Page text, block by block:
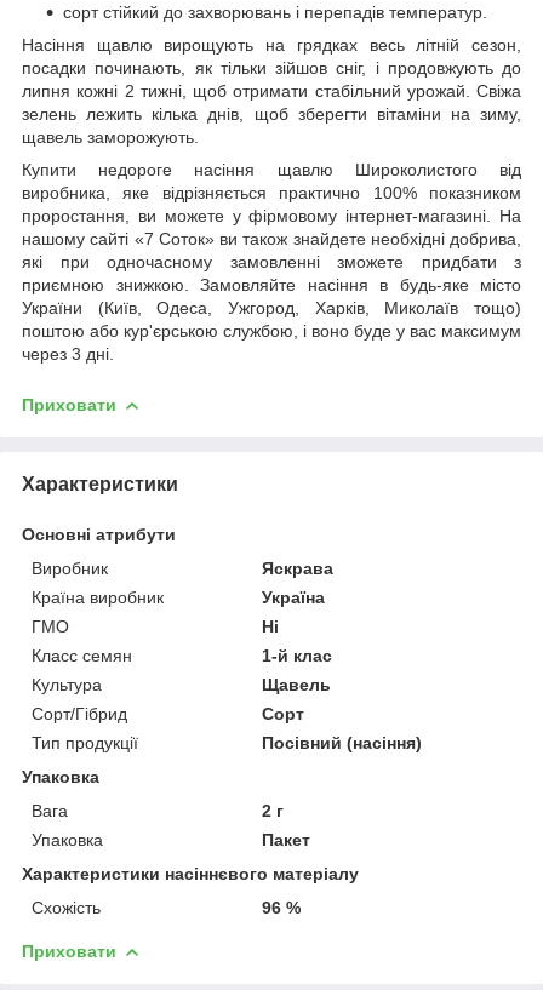
сорт стійкий до захворювань і перепадів температур.
Насіння щавлю вирощують на грядках весь літній сезон,
посадки починають, як тільки зійшов сніг, і продовжують до
липня кожні 2 тижні, щоб отримати стабільний урожай. Свіжа
зелень лежить кілька днів, щоб зберегти вітаміни на зиму,
щавель заморожують.
Купити недороге насіння щавлю Широколистого від
виробника, яке відрізняється практично 100% показником
проростання, ви можете у фірмовому інтернет-магазині. На
нашому сайті «7 Соток» ви також знайдете необхідні добрива,
які при одночасному замовленні зможете придбати з
приємною знижкою. Замовляйте насіння в будь-яке місто
України (Київ, Одеса, Ужгород, Харків, Миколаїв тощо)
поштою або кур'єрською службою, і воно буде у вас максимум
через 3 дні.
Приховати
Характеристики
Основні атрибути
Виробник
Яскрава
Країна виробник
Україна
ГМО
Ні
Класс семян
1-й клас
Культура
Щавель
Сорт/Гібрид
Сорт
Тип продукції
Посівний (насіння)
Упаковка
Вага
2 г
Упаковка
Пакет
Характеристики насіннєвого матеріалу
Схожість
96 %
Приховати